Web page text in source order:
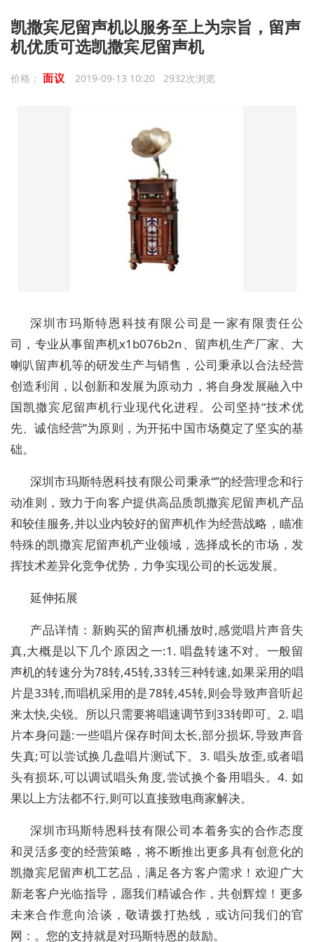
凯撒宾尼留声机以服务至上为宗旨，留声
机优质可选凯撒宾尼留声机
价格： 面议 2019-09-13 10:20 2932次浏览
深圳市玛斯特恩科技有限公司是一家有限责任公
司，专业从事留声机x1b076b2n、留声机生产厂家、大
喇叭留声机等的研发生产与销售，公司秉承以合法经营
创造利润，以创新和发展为原动力，将自身发展融入中
国凯撒宾尼留声机行业现代化进程。公司坚持“技术优
先、诚信经营”为原则，为开拓中国市场奠定了坚实的基
础。
深圳市玛斯特恩科技有限公司秉承“”的经营理念和行
动准则，致力于向客户提供高品质凯撒宾尼留声机产品
和较佳服务,并以业内较好的留声机作为经营战略，瞄准
特殊的凯撒宾尼留声机产业领域，选择成长的市场，发
挥技术差异化竞争优势，力争实现公司的长远发展。
延伸拓展
产品详情：新购买的留声机播放时,感觉唱片声音失
真,大概是以下几个原因之一:1. 唱盘转速不对。一般留
声机的转速分为78转,45转,33转三种转速,如果采用的唱
片是33转,而唱机采用的是78转,45转,则会导致声音听起
来太快,尖锐。所以只需要将唱速调节到33转即可。2. 唱
片本身问题:一些唱片保存时间太长,部分损坏,导致声音
失真;可以尝试换几盘唱片测试下。3. 唱头放歪,或者唱
头有损坏,可以调试唱头角度,尝试换个备用唱头。4. 如
果以上方法都不行,则可以直接致电商家解决。
深圳市玛斯特恩科技有限公司本着务实的合作态度
和灵活多变的经营策略，将不断推出更多具有创意化的
凯撒宾尼留声机工艺品，满足各方客户需求！欢迎广大
新老客户光临指导，愿我们精诚合作，共创辉煌！更多
未来合作意向洽谈，敬请拨打热线，或访问我们的官
网：。您的支持就是对玛斯特恩的鼓励。